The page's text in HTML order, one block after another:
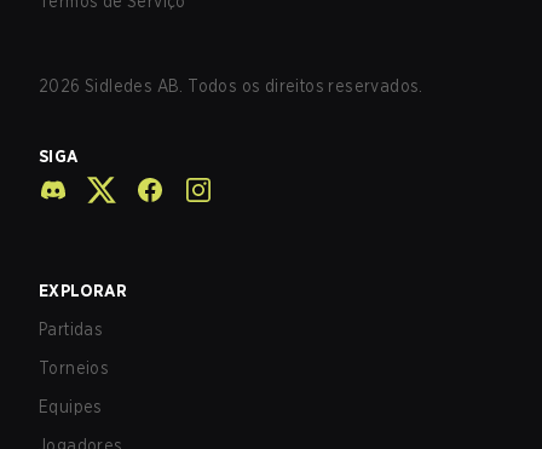
2026 Sidledes AB. Todos os direitos reservados.
SIGA
EXPLORAR
Partidas
Torneios
Equipes